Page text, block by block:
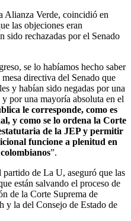
Alianza Verde, coincidió en
las objeciones eran
sido rechazadas por el Senado
se lo habíamos hecho saber
directiva del Senado que
y habían sido negadas por una
por una mayoría absoluta en el
le corresponde, como es
y como se lo ordena la Corte
de la JEP y permitir
funcione a plenitud en
”.
de La U, aseguró que las
están salvando el proceso de
de la Corte Suprema de
y la del Consejo de Estado de